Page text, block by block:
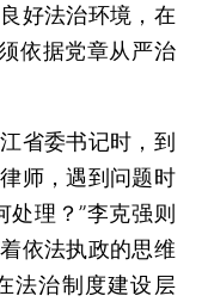
好法治环境，在
依据党章从严治
省委书记时，到
师，遇到问题时
处理？”李克强则
依法执政的思维
法治制度建设层